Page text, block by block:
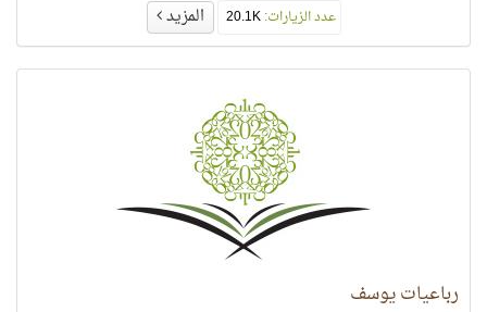
عدد الزيارات:20.1K المزيد
رباعيات يوسف